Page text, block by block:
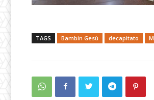
TAGS Bambin Gesù decapitato